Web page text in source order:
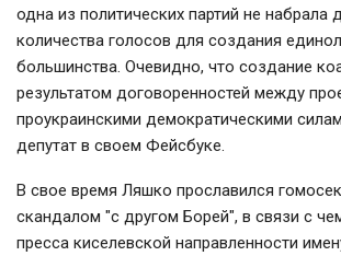
одна из политических партий не набрала
количества голосов для создания
большинства. Очевидно, что создание
результатом договоренностей между
проукраинскими демократическими
депутат в своем Фейсбуке.
В свое время Ляшко прославился
скандалом "с другом Борей", в связи с
пресса киселевской направленности